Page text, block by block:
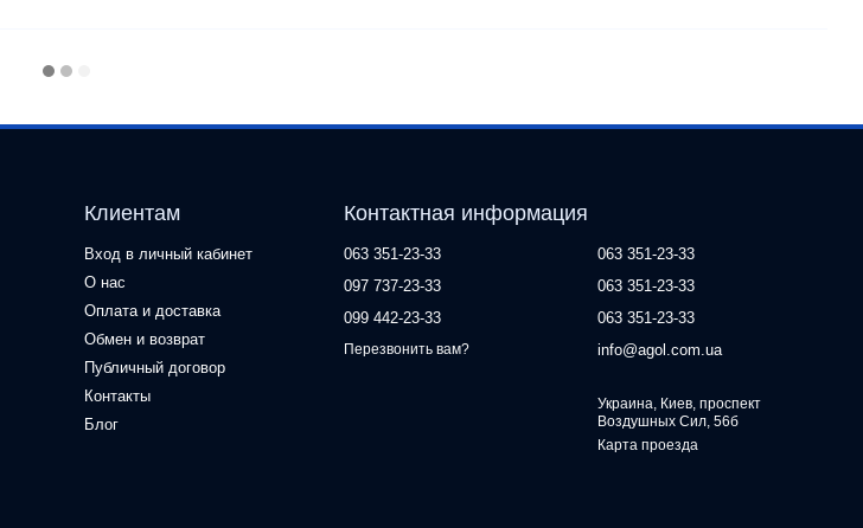
Клиентам
Вход в личный кабинет
О нас
Оплата и доставка
Обмен и возврат
Публичный договор
Контакты
Блог
Контактная информация
063 351-23-33
097 737-23-33
099 442-23-33
Перезвонить вам?
063 351-23-33
063 351-23-33
063 351-23-33
info@agol.com.ua
Украина, Киев, проспект
Воздушных Сил, 56б
Карта проезда